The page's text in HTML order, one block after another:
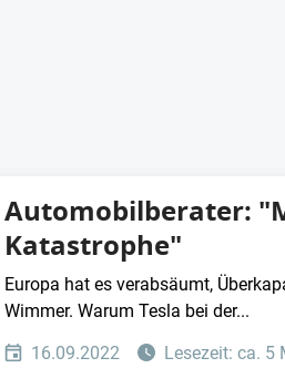
Automobilberater:
Katastrophe"
Europa hat es verabsäumt,
Wimmer. Warum Tesla bei der...
16.09.2022
Lesezeit: ca. 5